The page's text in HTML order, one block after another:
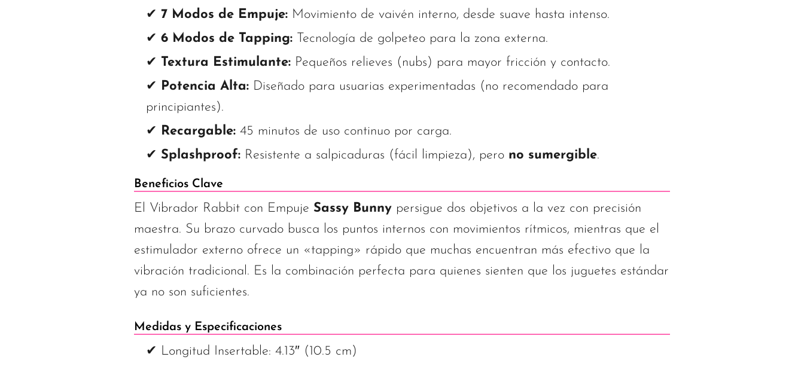
✔ 7 Modos de Empuje: Movimiento de vaivén interno, desde suave hasta intenso.
✔ 6 Modos de Tapping: Tecnología de golpeteo para la zona externa.
✔ Textura Estimulante: Pequeños relieves (nubs) para mayor fricción y contacto.
✔ Potencia Alta: Diseñado para usuarias experimentadas (no recomendado para
principiantes).
✔ Recargable: 45 minutos de uso continuo por carga.
✔ Splashproof: Resistente a salpicaduras (fácil limpieza), pero no sumergible.
Beneficios Clave
El Vibrador Rabbit con Empuje Sassy Bunny persigue dos objetivos a la vez con precisión
maestra. Su brazo curvado busca los puntos internos con movimientos rítmicos, mientras que el
estimulador externo ofrece un «tapping» rápido que muchas encuentran más efectivo que la
vibración tradicional. Es la combinación perfecta para quienes sienten que los juguetes estándar
ya no son suficientes.
Medidas y Especificaciones
✔ Longitud Insertable: 4.13″ (10.5 cm)